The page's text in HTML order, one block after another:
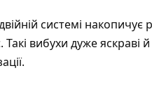
системі накопичує
вибухи дуже яскраві